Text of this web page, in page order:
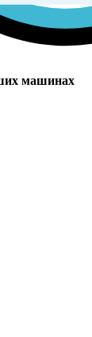
машинах